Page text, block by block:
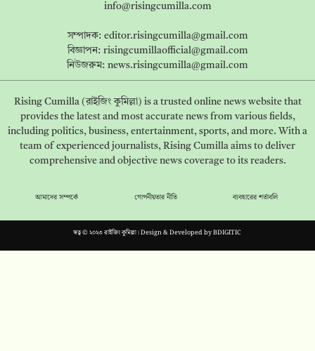
info@risingcumilla.com
সম্পাদক: editor.risingcumilla@gmail.com
বিজ্ঞাপন: risingcumillaofficial@gmail.com
নিউজরুম: news.risingcumilla@gmail.com
Rising Cumilla (রাইজিং কুমিল্লা) is a trusted online news website that
provides the latest and most accurate news from various fields,
including politics, business, entertainment, sports, and more. With a
team of experienced journalists, Rising Cumilla aims to deliver
comprehensive and objective news coverage to its readers.
আমাদের সম্পর্কে গোপনীয়তার নীতি ব্যবহারের শর্তাবলি
স্বত্ব © ২০২৩ রাইজিং কুমিল্লা। Design & Developed byBDIGITIC